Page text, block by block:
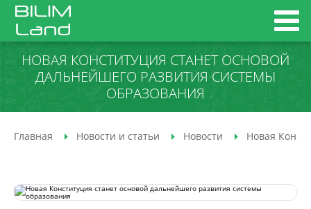
НОВАЯ КОНСТИТУЦИЯ СТАНЕТ ОСНОВОЙ
ДАЛЬНЕЙШЕГО РАЗВИТИЯ СИСТЕМЫ
ОБРАЗОВАНИЯ
Главная Новости и статьи Новости Новая